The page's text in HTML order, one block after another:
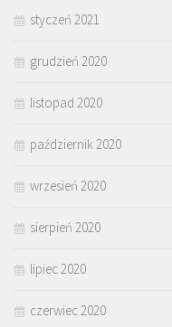
styczeń 2021
grudzień 2020
listopad 2020
październik 2020
wrzesień 2020
sierpień 2020
lipiec 2020
czerwiec 2020